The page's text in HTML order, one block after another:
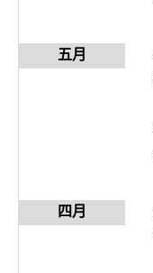
五月
四月